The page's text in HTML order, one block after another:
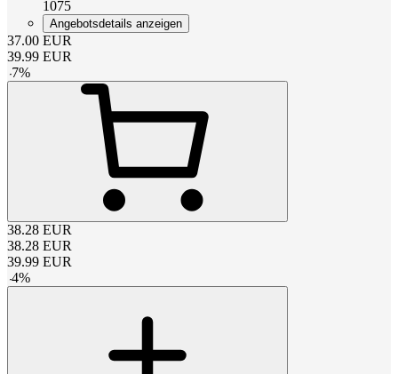
1075
Angebotsdetails anzeigen
37.00 EUR
39.99 EUR
-7%
38.28 EUR
38.28 EUR
39.99 EUR
-4%